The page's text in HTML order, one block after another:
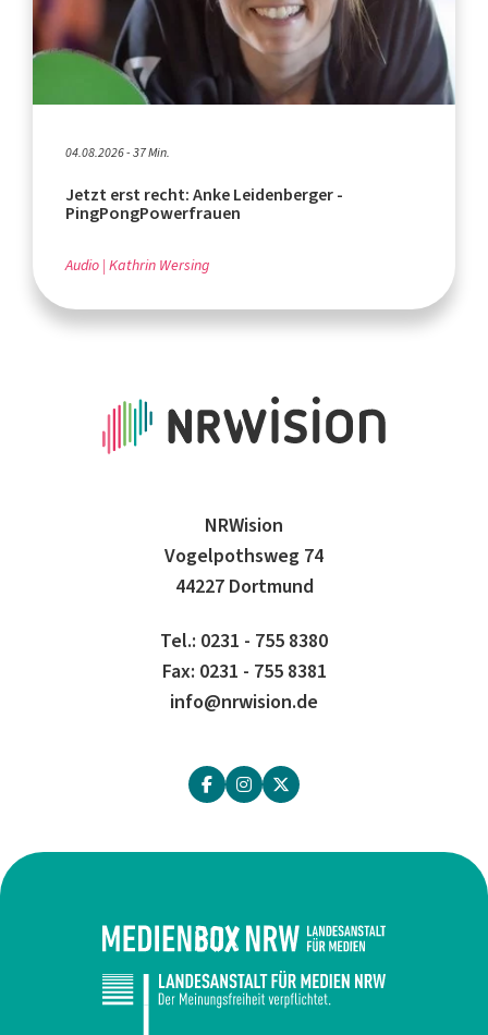
04.08.2026 - 37 Min.
Jetzt erst recht: Anke Leidenberger -
PingPongPowerfrauen
Audio Kathrin Wersing
NRWision
Vogelpothsweg 74
44227 Dortmund
Tel.: 0231 - 755 8380
Fax: 0231 - 755 8381
info@nrwision.de